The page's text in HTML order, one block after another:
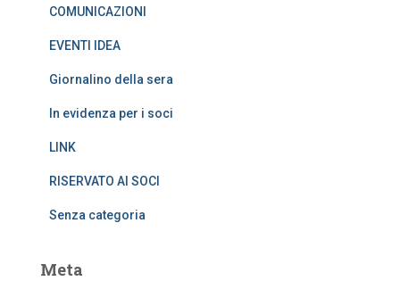
COMUNICAZIONI
EVENTI IDEA
Giornalino della sera
In evidenza per i soci
LINK
RISERVATO AI SOCI
Senza categoria
Meta